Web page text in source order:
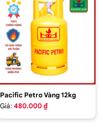
Pacific Petro Vàng 12kg
Giá: 480.000 ₫